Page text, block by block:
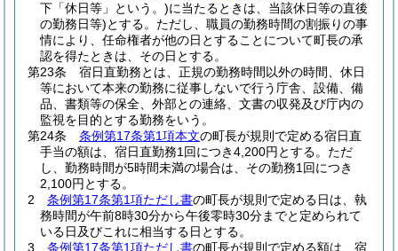
下「休日等」という。)に当たるときは、当該休日等の直後
の勤務日等)とする。 ただし、職員の勤務時間の割振りの事
情により、任命権者が他の日とすることについて町長の承
認を得たときは、その日とする。
第23条
宿日直勤務とは、正規の勤務時間以外の時間、休日
等において本来の勤務に従事しないで行う庁舎、設備、備
品、書類等の保全、外部との連絡、文書の収発及び庁内の
監視を目的とする勤務をいう。
第24条
条例第17条第1項本文の町長が規則で定める宿日直
手当の額は、宿日直勤務1回につき4,200円とする。 ただ
し、勤務時間が5時間未満の場合は、その勤務1回につき
2,100円とする。
2
条例第17条第1項ただし書の町長が規則で定める日は、執
務時間が午前8時30分から午後零時30分までと定められて
いる日及びこれに相当する日とする。
3
条例第17条第1項ただし書の町長が規則で定める額は、宿